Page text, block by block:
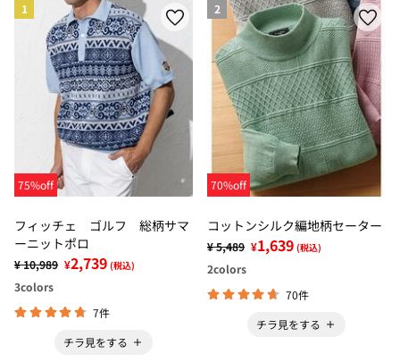
1
75%off
フィッチェ ゴルフ 総柄サマ
ーニットポロ
¥ 10,989 ¥2,739 (税込)
3colors
7件
チラ見をする
2
70%off
コットンシルク編地柄セーター
¥ 5,489 ¥1,639 (税込)
2colors
70件
チラ見をする